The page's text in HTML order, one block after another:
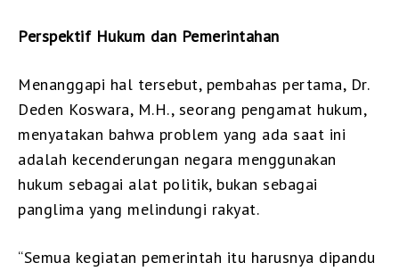
Perspektif Hukum dan Pemerintahan
Menanggapi hal tersebut, pembahas pertama, Dr.
Deden Koswara, M.H., seorang pengamat hukum,
menyatakan bahwa problem yang ada saat ini
adalah kecenderungan negara menggunakan
hukum sebagai alat politik, bukan sebagai
panglima yang melindungi rakyat.
“Semua kegiatan pemerintah itu harusnya dipandu